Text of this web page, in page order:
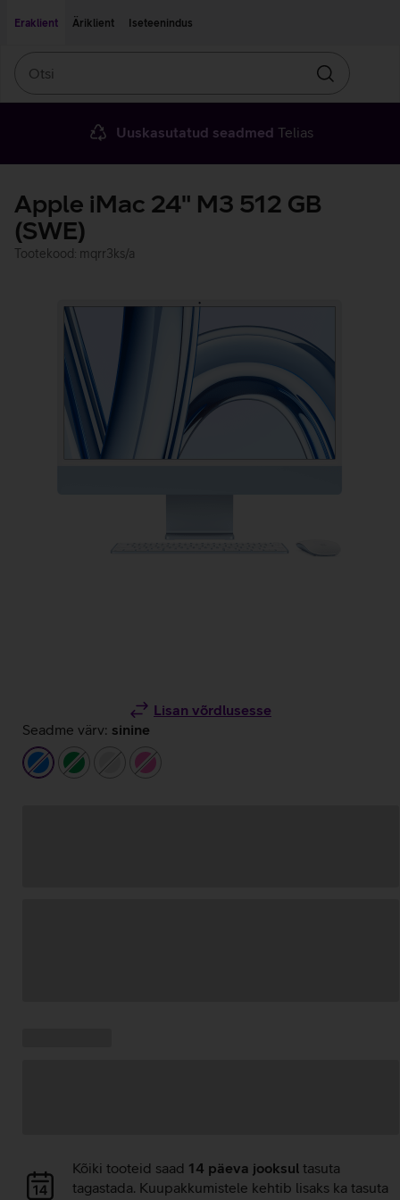
Eraklient
Äriklient Iseteenindus
Otsin
Uuskasutatud seadmed Telias
Apple iMac 24" M3 512 GB
(SWE)
Tootekood: mqrr3ks/a
Lisan võrdlusesse
Seadme värv: sinine
sininerohelinehõbedane
roosa
Andmete
laadimine
Kõiki tooteid saad 14 päeva jooksul tasuta
tagastada. Kuupakkumistele kehtib lisaks ka tasuta